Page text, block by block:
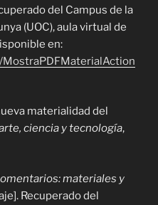
del Campus de la
(UOC), aula virtual de
en:
materialidad del
ciencia y tecnología,
materiales y
Recuperado del